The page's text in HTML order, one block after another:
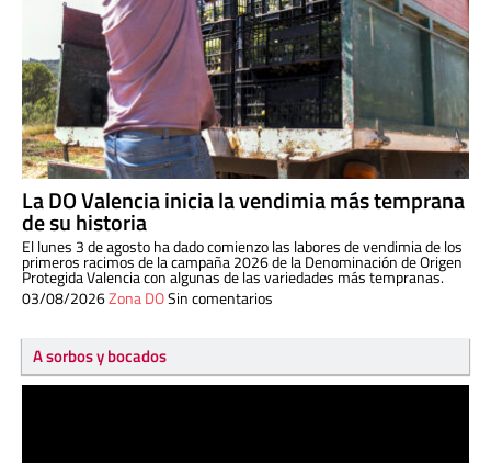
La DO Valencia inicia la vendimia más temprana
de su historia
El lunes 3 de agosto ha dado comienzo las labores de vendimia de los
primeros racimos de la campaña 2026 de la Denominación de Origen
Protegida Valencia con algunas de las variedades más tempranas.
03/08/2026Zona DOSin comentarios
A sorbos y bocados